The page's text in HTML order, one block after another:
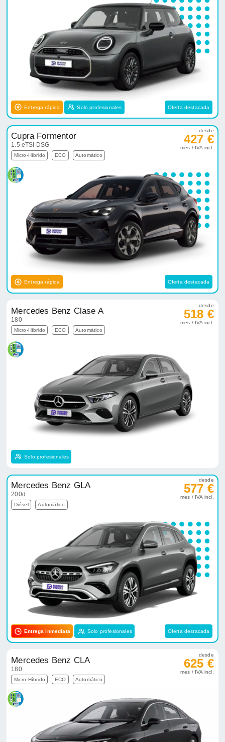
Entrega rápida Solo profesionales Oferta destacada
Cupra Formentor
1.5 eTSI DSG
Micro-Híbrido ECO Automático
desde
427 €
mes / IVA incl.
Entrega rápida Oferta destacada
Mercedes Benz Clase A
180
Micro-Híbrido ECO Automático
desde
518 €
mes / IVA incl.
Solo profesionales
Mercedes Benz GLA
200d
Diésel Automático
desde
577 €
mes / IVA incl.
Entrega inmediata Solo profesionales Oferta destacada
Mercedes Benz CLA
180
Micro-Híbrido ECO Automático
desde
625 €
mes / IVA incl.